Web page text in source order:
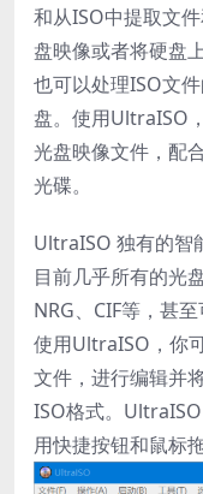
和从ISO中提取文
盘映像或者将硬盘
也可以处理ISO文
盘。使用UltraISO
光盘映像文件，配
光碟。
UltraISO 独有的智
目前几乎所有的光
NRG、CIF等，甚
使用UltraISO，你
文件，进行编辑并
ISO格式。
用快捷按钮和鼠标